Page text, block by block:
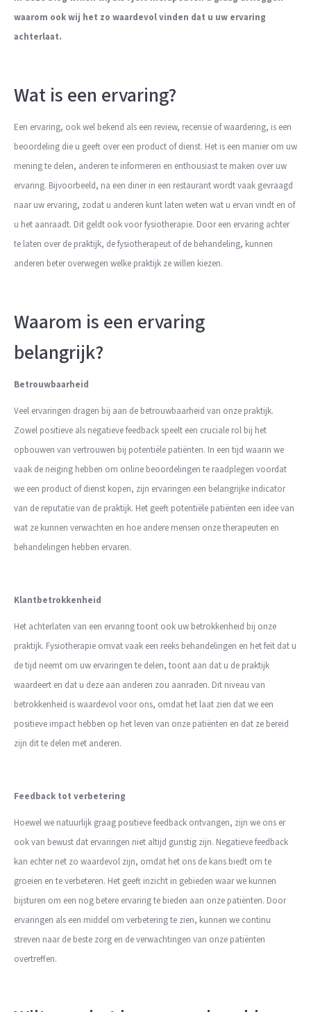
waarom ook wij het zo waardevol vinden dat u uw ervaring
achterlaat.
Wat is een ervaring?
Een ervaring, ook wel bekend als een review, recensie of waardering, is een
beoordeling die u geeft over een product of dienst. Het is een manier om uw
mening te delen, anderen te informeren en enthousiast te maken over uw
ervaring. Bijvoorbeeld, na een diner in een restaurant wordt vaak gevraagd
naar uw ervaring, zodat u anderen kunt laten weten wat u ervan vindt en of
u het aanraadt. Dit geldt ook voor fysiotherapie. Door een ervaring achter
te laten over de praktijk, de fysiotherapeut of de behandeling, kunnen
anderen beter overwegen welke praktijk ze willen kiezen.
Waarom is een ervaring
belangrijk?
Betrouwbaarheid
Veel ervaringen dragen bij aan de betrouwbaarheid van onze praktijk.
Zowel positieve als negatieve feedback speelt een cruciale rol bij het
opbouwen van vertrouwen bij potentiële patiënten. In een tijd waarin we
vaak de neiging hebben om online beoordelingen te raadplegen voordat
we een product of dienst kopen, zijn ervaringen een belangrijke indicator
van de reputatie van de praktijk. Het geeft potentiële patiënten een idee van
wat ze kunnen verwachten en hoe andere mensen onze therapeuten en
behandelingen hebben ervaren.
Klantbetrokkenheid
Het achterlaten van een ervaring toont ook uw betrokkenheid bij onze
praktijk. Fysiotherapie omvat vaak een reeks behandelingen en het feit dat u
de tijd neemt om uw ervaringen te delen, toont aan dat u de praktijk
waardeert en dat u deze aan anderen zou aanraden. Dit niveau van
betrokkenheid is waardevol voor ons, omdat het laat zien dat we een
positieve impact hebben op het leven van onze patiënten en dat ze bereid
zijn dit te delen met anderen.
Feedback tot verbetering
Hoewel we natuurlijk graag positieve feedback ontvangen, zijn we ons er
ook van bewust dat ervaringen niet altijd gunstig zijn. Negatieve feedback
kan echter net zo waardevol zijn, omdat het ons de kans biedt om te
groeien en te verbeteren. Het geeft inzicht in gebieden waar we kunnen
bijsturen om een nog betere ervaring te bieden aan onze patiënten. Door
ervaringen als een middel om verbetering te zien, kunnen we continu
streven naar de beste zorg en de verwachtingen van onze patiënten
overtreffen.